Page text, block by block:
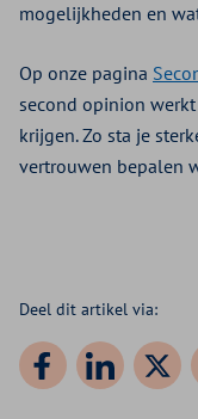
mogelijkheden en
Op onze pagina
second opinion
krijgen. Zo sta je
vertrouwen bepalen
Deel dit artikel via: